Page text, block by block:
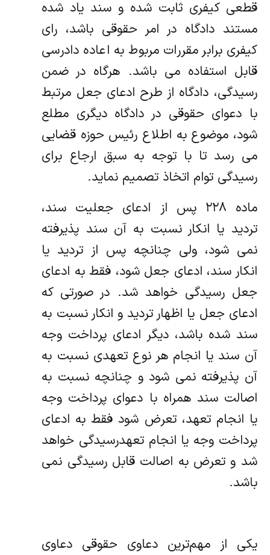
قطعی کیفری ثابت شده و سند یاد شده
مستند دادگاه در امر حقوقی باشد، رای
کیفری برابر مقررات مربوط به اعاده دادرسی
قابل استفاده می باشد. هرگاه در ضمن
رسیدگی، دادگاه از طرح ادعای جعل مرتبط
با دعوای حقوقی در دادگاه دیگری مطلع
شود، موضوع به اطلاع رئیس حوزه قضایی
می رسد تا با توجه به سبق ارجاع برای
رسیدگی توام اتخاذ تصمیم نماید.
ماده ۲۲۸ پس از ادعای جعلیت سند،
تردید یا انکار نسبت به آن سند پذیرفته
نمی شود، ولی چنانچه پس از تردید یا
انکار سند، ادعای جعل شود، فقط به ادعای
جعل رسیدگی خواهد شد. در صورتی که
ادعای جعل یا اظهار تردید و انکار نسبت به
سند شده باشد، دیگر ادعای پرداخت وجه
آن سند یا انجام هر نوع تعهدی نسبت به
آن پذیرفته نمی شود و چنانچه نسبت به
اصالت سند همراه با دعوای پرداخت وجه
یا انجام تعهد، تعرض شود فقط به ادعای
پرداخت وجه یا انجام تعهدرسیدگی خواهد
شد و تعرض به اصالت قابل رسیدگی نمی
باشد.
یکی از مهم‌ترین دعاوی حقوقی دعاوی